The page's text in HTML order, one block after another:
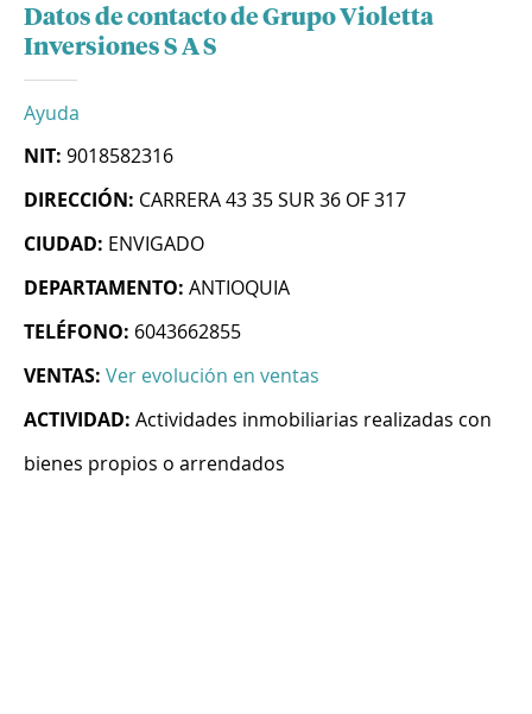
Datos de contacto de Grupo Violetta
Inversiones S A S
Ayuda
NIT: 9018582316
DIRECCIÓN: CARRERA 43 35 SUR 36 OF 317
CIUDAD: ENVIGADO
DEPARTAMENTO: ANTIOQUIA
TELÉFONO: 6043662855
VENTAS: Ver evolución en ventas
ACTIVIDAD: Actividades inmobiliarias realizadas con
bienes propios o arrendados